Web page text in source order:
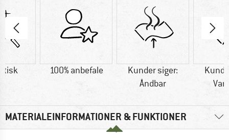
100% anbefale
Kunder siger:
Åndbar
MATERIALEINFORMATIONER & FUNKTIONER